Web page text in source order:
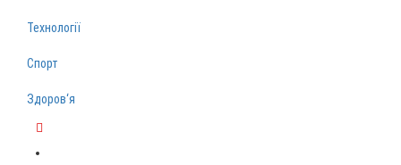
Технології
Спорт
Здоров‘я